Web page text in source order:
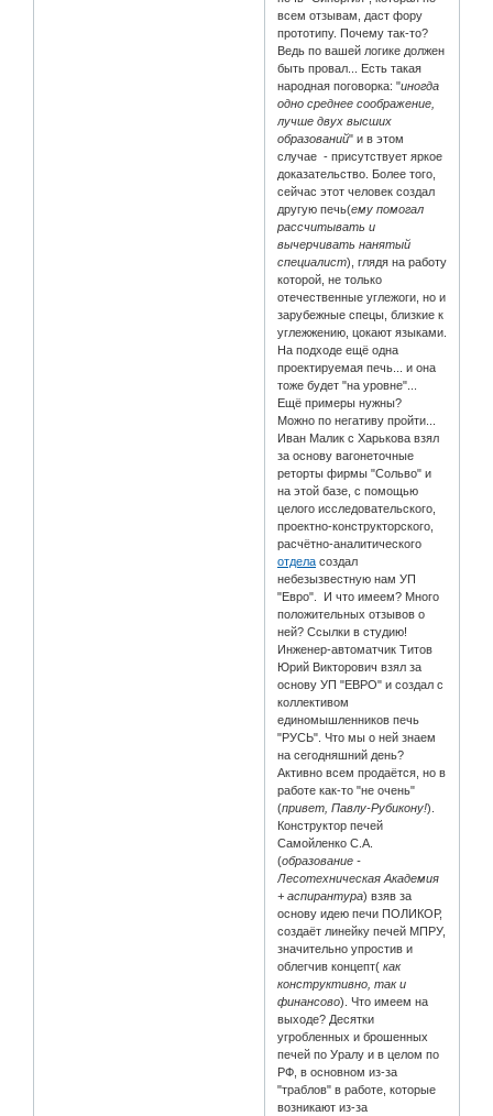
всем отзывам, даст фору
прототипу. Почему так-то?
Ведь по вашей логике должен
быть провал... Есть такая
народная поговорка: "иногда
одно среднее соображение,
лучше двух высших
образований" и в этом
случае - присутствует яркое
доказательство. Более того,
сейчас этот человек создал
другую печь(ему помогал
рассчитывать и
вычерчивать нанятый
специалист), глядя на работу
которой, не только
отечественные углежоги, но и
зарубежные спецы, близкие к
углежжению, цокают языками.
На подходе ещё одна
проектируемая печь... и она
тоже будет "на уровне"...
Ещё примеры нужны?
Можно по негативу пройти...
Иван Малик с Харькова взял
за основу вагонеточные
реторты фирмы "Сольво" и
на этой базе, с помощью
целого исследовательского,
проектно-конструкторского,
расчётно-аналитического
отдела создал
небезызвестную нам УП
"Евро". И что имеем? Много
положительных отзывов о
ней? Ссылки в студию!
Инженер-автоматчик Титов
Юрий Викторович взял за
основу УП "ЕВРО" и создал с
коллективом
единомышленников печь
"РУСЬ". Что мы о ней знаем
на сегодняшний день?
Активно всем продаётся, но в
работе как-то "не очень"
(привет, Павлу-Рубикону!).
Конструктор печей
Самойленко С.А.
(образование -
Лесотехническая Академия
+ аспирантура) взяв за
основу идею печи ПОЛИКОР,
создаёт линейку печей МПРУ,
значительно упростив и
облегчив концепт(как
конструктивно, так и
финансово). Что имеем на
выходе? Десятки
угробленных и брошенных
печей по Уралу и в целом по
РФ, в основном из-за
"траблов" в работе, которые
возникают из-за